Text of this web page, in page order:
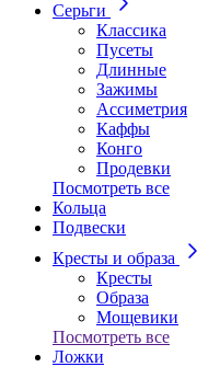
Серьги
Классика
Пусеты
Длинные
Зажимы
Ассиметрия
Каффы
Конго
Продевки
Посмотреть все
Кольца
Подвески
Кресты и образа
Кресты
Образа
Мощевики
Посмотреть все
Ложки